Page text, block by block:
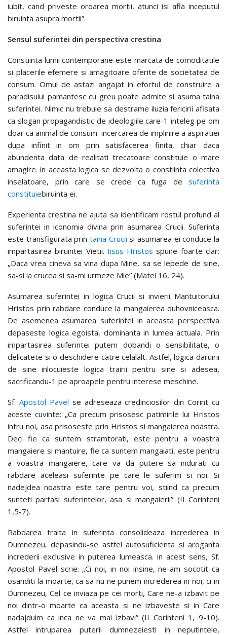
iubit, cand priveste oroarea mortii, atunci isi afla inceputul
biruinta asupra mortii”.
Sensul suferintei din perspectiva crestina
Constiinta lumii contemporane este marcata de comoditatile
si placerile efemere si amagitoare oferite de societatea de
consum. Omul de astazi angajat in efortul de construire a
paradisului pamantesc cu greu poate admite si asuma taina
suferintei. Nimic nu trebuie sa destrame iluzia fericirii afisata
ca slogan propagandistic de ideologiile care-1 inteleg pe om
doar ca animal de consum. incercarea de implinire a aspiratiei
dupa infinit in om prin satisfacerea finita, chiar daca
abundenta data de realitati trecatoare constituie o mare
amagire. in aceasta logica se dezvolta o constiinta colectiva
inselatoare, prin care se crede ca fuga de suferinta
constituiebiruinta ei.
Experienta crestina ne ajuta sa identificam rostul profund al
suferintei in iconomia divina prin asumarea Crucii. Suferinta
este transfigurata prin taina Crucii si asumarea ei conduce la
impartasirea biruintei Vietii. Iisus Hristos spune foarte clar:
„Daca vrea cineva sa vina dupa Mine, sa se lepede de sine,
sa-si ia crucea si sa-mi urmeze Mie” (Matei 16, 24).
Asumarea suferintei in logica Crucii si invierii Mantuitorului
Hristos prin rabdare conduce la mangaierea duhovniceasca.
De asemenea asumarea suferintei in aceasta perspectiva
depaseste logica egoista, dominanta in lumea actuala. Prin
impartasirea suferintei putem dobandi o sensibilitate, o
delicatete si o deschidere catre celalalt. Astfel, logica daruirii
de sine inlocuieste logica trairii pentru sine si adesea,
sacrificandu-1 pe aproapele pentru interese meschine.
Sf. Apostol Pavel se adreseaza credinciosilor din Corint cu
aceste cuvinte: „Ca precum prisosesc patimirile lui Hristos
intru noi, asa prisoseste prin Hristos si mangaierea noastra.
Deci fie ca suntem stramtorati, este pentru a voastra
mangaiere si mantuire, fie ca suntem mangaiati, este pentru
a voastra mangaiere, care va da putere sa indurati cu
rabdare aceleasi suferinte pe care le suferim si noi. Si
nadejdea noastra este tare pentru voi, stiind ca precum
sunteti partasi suferintelor, asa si mangaierii” (II Corinteni
1,5-7).
Rabdarea traita in suferinta consolideaza increderea in
Dumnezeu, depasindu-se astfel autosuficienta si aroganta
increderii exclusive in puterea lumeasca. in acest sens, Sf.
Apostol Pavel scrie: „Ci noi, in noi insine, ne-am socotit ca
osanditi la moarte, ca sa nu ne punem increderea in noi, ci in
Dumnezeu, Cel ce inviaza pe cei morti, Care ne-a izbavit pe
noi dintr-o moarte ca aceasta si ne izbaveste si in Care
nadajduim ca inca ne va mai izbavi” (II Corinteni 1, 9-10).
Astfel intruparea puterii dumnezeiesti in neputintele,